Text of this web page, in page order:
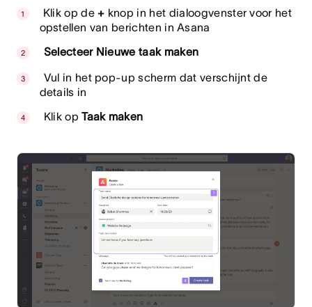
Klik op de+ knop in het dialoogvenster voor het
opstellen van berichten in Asana
Selecteer Nieuwe taak maken
Vul in het pop-up scherm dat verschijnt de
details in
Klik opTaak maken